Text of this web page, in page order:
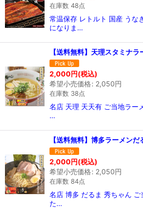
並び順:
在庫数 48点
常温保存 レトルト 国産 うな
になりま…
【送料無料】天理スタミナ
2,000円(税込)
希望小売価格: 2,050円
在庫数 38点
名店 天理 天天有 ご当地ラー
…
【送料無料】博多ラーメン
2,000円(税込)
希望小売価格: 2,050円
在庫数 84点
名店 博多 だるま 秀ちゃん
た…